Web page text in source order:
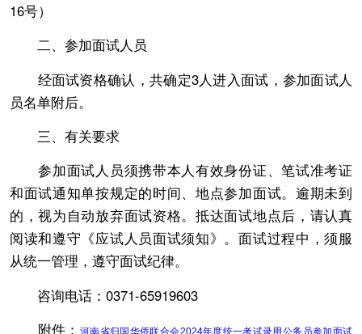
16号）
二、参加面试人员
经面试资格确认，共确定3人进入面试，参加面试人
员名单附后。
三、有关要求
参加面试人员须携带本人有效身份证、笔试准考证
和面试通知单按规定的时间、地点参加面试。逾期未到
的，视为自动放弃面试资格。抵达面试地点后，请认真
阅读和遵守《应试人员面试须知》。面试过程中，须服
从统一管理，遵守面试纪律。
咨询电话：0371-65919603
附件： 河南省归国华侨联合会2024年度统一考试录用公务员参加面试